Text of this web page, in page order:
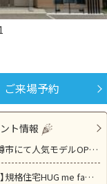
ご来場予約
ト情報
【予約不要】★小樽市にて人気モデルOPENHOUSE★間取りや資金計画についてもお気軽にご相談下さい。
【★北海道限定★】規格住宅HUG me fam 北海道 プラン相談会！